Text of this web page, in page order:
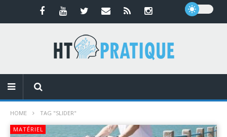
HOME TAG "SLIDER"
MATÉRIEL